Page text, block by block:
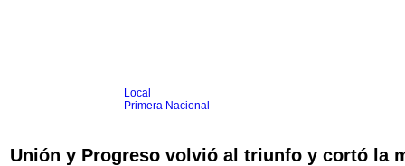
Local
Primera Nacional
Agrario
Unión y Progreso volvió al triunfo y cortó la